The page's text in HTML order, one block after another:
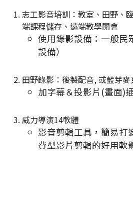
志工影音培訓：教室、田野、
端課程儲存、遠端教學開會
使用錄影設備：一般民
設備）
田野錄影：後製配音, 或藍芽
加字幕＆投影片(畫面)
威力導演14軟體
影音剪輯工具，簡易打
費型影片剪輯的好用軟